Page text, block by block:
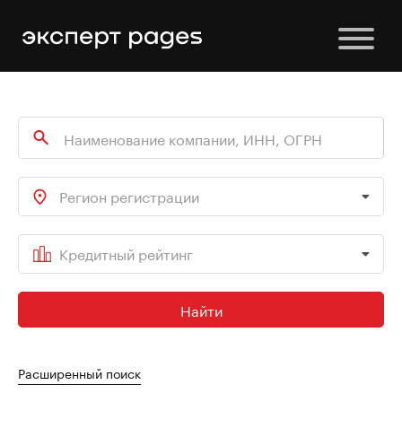
Регион регистрации
Кредитный рейтинг
Найти
Расширенный поиск